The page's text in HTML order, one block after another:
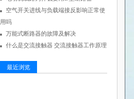
空气开关进线与负载端接反影响正常使
用吗
万能式断路器的故障及解决
什么是交流接触器 交流接触器工作原理
最近浏览